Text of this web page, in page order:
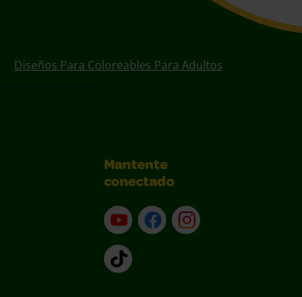
Diseños Para Coloreables Para Adultos
Mantente
conectado
YouTube (en inglés)
Facebook (en inglés)
Instagram (en
TikTok